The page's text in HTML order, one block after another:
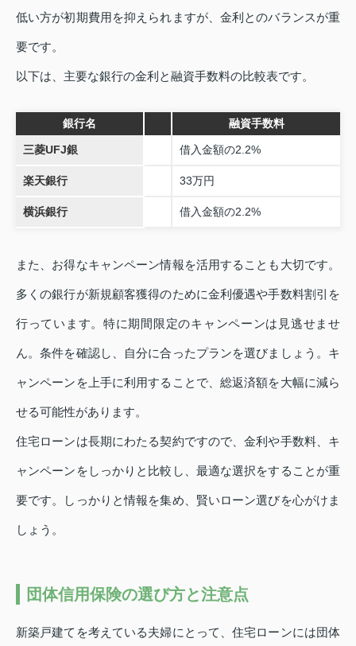
低い方が初期費用を抑えられますが、金利とのバランスが重
要です。
以下は、主要な銀行の金利と融資手数料の比較表です。
銀行名 融資手数料
三菱UFJ銀 借入金額の2.2%
楽天銀行 33万円
横浜銀行 借入金額の2.2%
また、お得なキャンペーン情報を活用することも大切です。
多くの銀行が新規顧客獲得のために金利優遇や手数料割引を
行っています。特に期間限定のキャンペーンは見逃せませ
ん。条件を確認し、自分に合ったプランを選びましょう。キ
ャンペーンを上手に利用することで、総返済額を大幅に減ら
せる可能性があります。
住宅ローンは長期にわたる契約ですので、金利や手数料、キ
ャンペーンをしっかりと比較し、最適な選択をすることが重
要です。しっかりと情報を集め、賢いローン選びを心がけま
しょう。
団体信用保険の選び方と注意点
新築戸建てを考えている夫婦にとって、住宅ローンには団体